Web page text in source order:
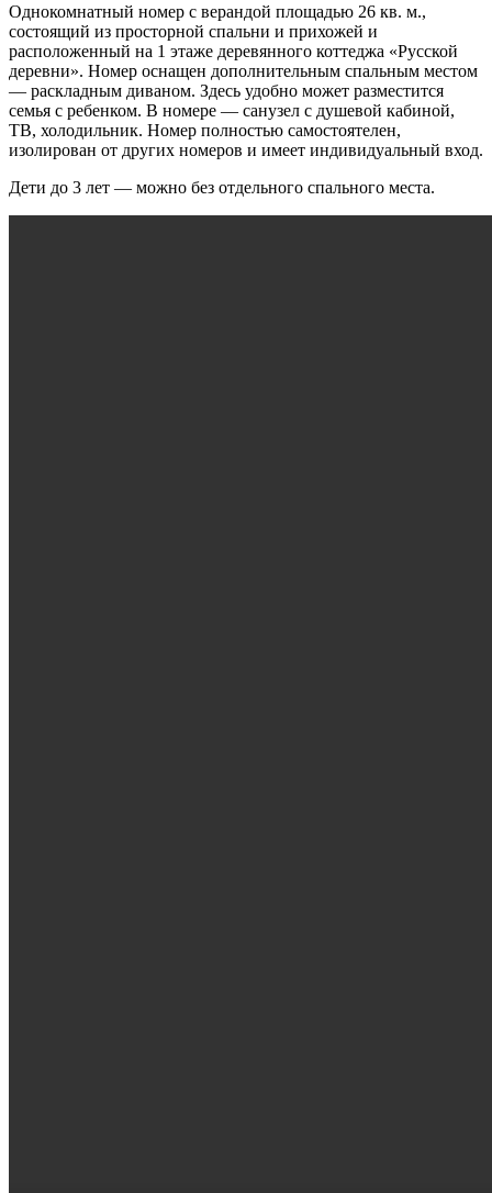
Однокомнатный номер с верандой площадью 26 кв. м.,
состоящий из просторной спальни и прихожей и
расположенный на 1 этаже деревянного коттеджа «Русской
деревни». Номер оснащен дополнительным спальным местом
— раскладным диваном. Здесь удобно может разместится
семья с ребенком. В номере — санузел с душевой кабиной,
ТВ, холодильник. Номер полностью самостоятелен,
изолирован от других номеров и имеет индивидуальный вход.
Дети до 3 лет — можно без отдельного спального места.